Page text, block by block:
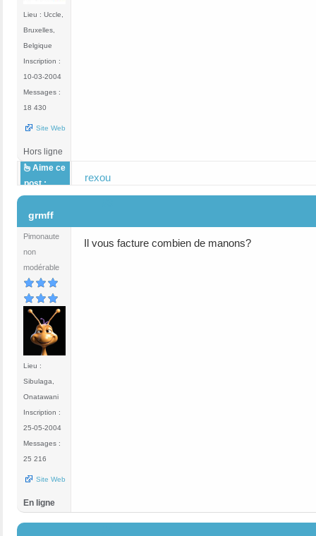
Lieu : Uccle,
Bruxelles,
Belgique
Inscription :
10-03-2004
Messages :
18 430
Site Web
Hors ligne
Aime ce
post :
rexou
grmff
Pimonaute
non
modérable
Lieu :
Sibulaga,
Onatawani
Inscription :
25-05-2004
Messages :
25 216
Site Web
Il vous facture combien de manons?
En ligne